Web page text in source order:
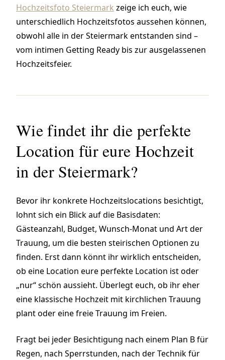
Hochzeitsfoto Steiermark zeige ich euch, wie
unterschiedlich Hochzeitsfotos aussehen können,
obwohl alle in der Steiermark entstanden sind –
vom intimen Getting Ready bis zur ausgelassenen
Hochzeitsfeier.
Wie findet ihr die perfekte
Location für eure Hochzeit
in der Steiermark?
Bevor ihr konkrete Hochzeitslocations besichtigt,
lohnt sich ein Blick auf die Basisdaten:
Gästeanzahl, Budget, Wunsch-Monat und Art der
Trauung, um die besten steirischen Optionen zu
finden. Erst dann könnt ihr wirklich entscheiden,
ob eine Location eure perfekte Location ist oder
„nur“ schön aussieht. Überlegt euch, ob ihr eher
eine klassische Hochzeit mit kirchlichen Trauung
plant oder eine freie Trauung im Freien.
Fragt bei jeder Besichtigung nach einem Plan B für
Regen, nach Sperrstunden, nach der Technik für